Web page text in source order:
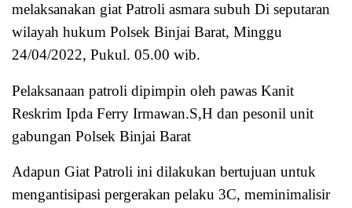
melaksanakan giat Patroli asmara subuh Di seputaran
wilayah hukum Polsek Binjai Barat, Minggu
24/04/2022, Pukul. 05.00 wib.
Pelaksanaan patroli dipimpin oleh pawas Kanit
Reskrim Ipda Ferry Irmawan.S,H dan pesonil unit
gabungan Polsek Binjai Barat
Adapun Giat Patroli ini dilakukan bertujuan untuk
mengantisipasi pergerakan pelaku 3C, meminimalisir